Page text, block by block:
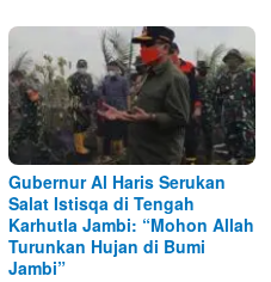
Gubernur Al Haris Serukan
Salat Istisqa di Tengah
Karhutla Jambi: “Mohon Allah
Turunkan Hujan di Bumi
Jambi”